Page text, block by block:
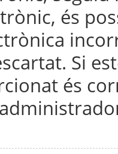
és
Si
és